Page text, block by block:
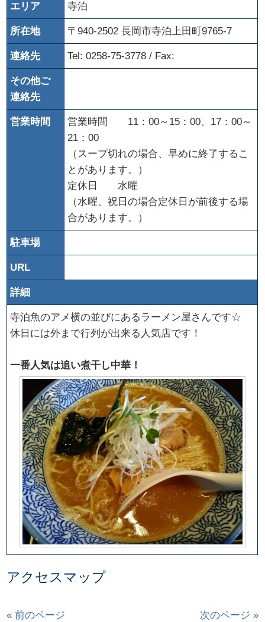
エリア 寺泊
所在地 〒940-2502 長岡市寺泊上田町9765-7
連絡先 Tel: 0258-75-3778 / Fax:
その他ご
連絡先
営業時間
営業時間 11：00～15：00、17：00～
21：00
（スープ切れの場合、早めに終了するこ
とがあります。）
定休日 水曜
（水曜、祝日の場合定休日が前後する場
合があります。）
駐車場
URL
詳細
寺泊魚のアメ横の並びにあるラーメン屋さんです☆
休日には外まで行列が出来る人気店です！
一番人気は追い煮干し中華！
アクセスマップ
« 前のページ 次のページ »